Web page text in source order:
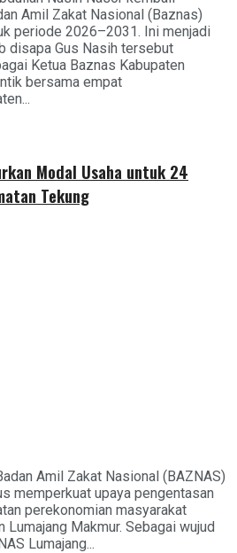
Amil Zakat Nasional (Baznas)
periode 2026–2031. Ini menjadi
disapa Gus Nasih tersebut
Ketua Baznas Kabupaten
bersama empat
Modal Usaha untuk 24
Tekung
Amil Zakat Nasional (BAZNAS)
memperkuat upaya pengentasan
perekonomian masyarakat
Lumajang Makmur. Sebagai wujud
Lumajang...